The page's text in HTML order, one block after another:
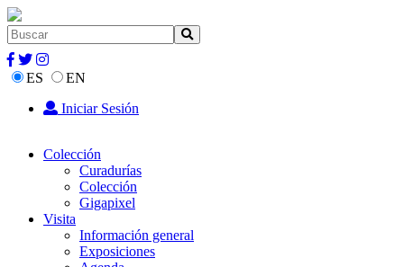
ES
EN
Iniciar Sesión
Colección
Curadurías
Colección
Gigapixel
Visita
Información general
Exposiciones